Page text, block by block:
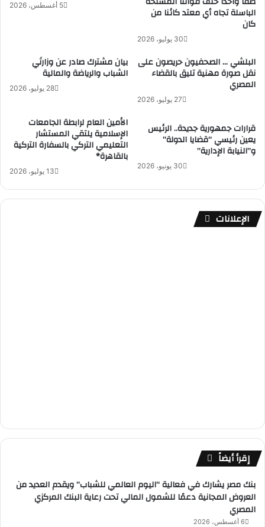
5 أغسطس، 2026
الباسلة تجاه أي معتد كائنا من
كان
30 يوليو، 2026
بيان مشترك صادر عن وزارتَي
الشباب والرياضة والمالية
28 يوليو، 2026
البلشي … الصحفيون حريصون على
نقل صورة مهنية تليق بالقضاء
المصري
27 يوليو، 2026
الأمين العام لرابطة الجامعات
الإسلامية يلتقي المستشار
التعليمي التركي بالسفارة التركية
بالقاهرة*
13 يوليو، 2026
قرارات جمهورية جديدة.. الرئيس
يعين رئيسي “قضايا الدولة”
و”النيابة الإدارية”
30 يونيو، 2026
الإعلانات
إقرأ أيضاً
بنك مصر يشارك في فعالية “اليوم العالمي للشباب” ويقدم العديد من
العروض المجانية دعمًا للشمول المالي تحت رعاية البنك المركزي
المصري
6 أغسطس، 2026